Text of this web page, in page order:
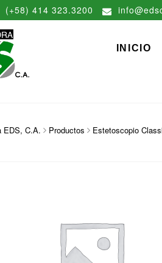
(+58) 414 323.3200
INICIO
EDS, C.A. Productos Estetoscopio